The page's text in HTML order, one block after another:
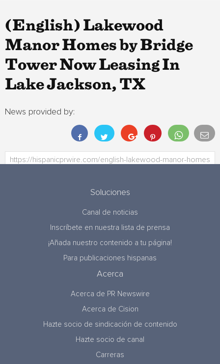
(English) Lakewood
Manor Homes by Bridge
Tower Now Leasing In
Lake Jackson, TX
News provided by:
Soluciones
Canal de noticias
Inscríbete en nuestra lista de prensa
¡Añada nuestro contenido a tu página!
Para publicaciones hispanas
Acerca
Acerca de PR Newswire
Acerca de Cision
Hazte socio de sindicación de contenido
Hazte socio de canal
Carreras